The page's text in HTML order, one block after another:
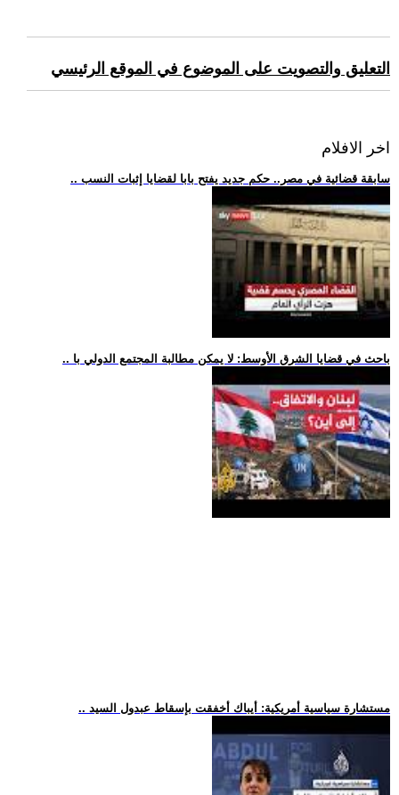
التعليق والتصويت على الموضوع في الموقع الرئيسي
اخر الافلام
.. سابقة قضائية في مصر.. حكم جديد يفتح بابا لقضايا إثبات النسب
.. باحث في قضايا الشرق الأوسط: لا يمكن مطالبة المجتمع الدولي با
.. مستشارة سياسية أمريكية: أيباك أخفقت بإسقاط عبدول السيد